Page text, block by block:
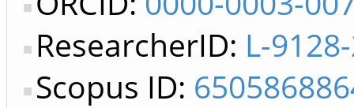
ResearcherID: L-
Scopus ID: